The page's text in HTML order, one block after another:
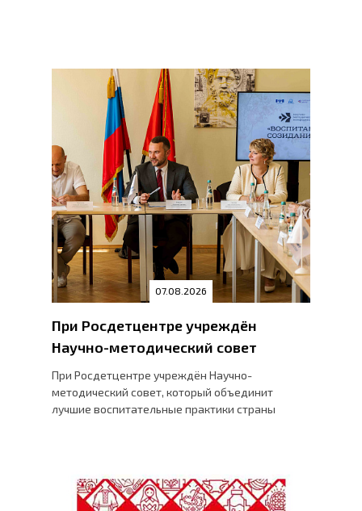
07.08.2026
При Росдетцентре учреждён
Научно-методический совет
При Росдетцентре учреждён Научно-
методический совет, который объединит
лучшие воспитательные практики страны